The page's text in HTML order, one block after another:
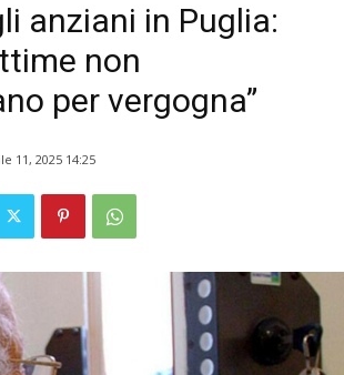
anziani in Puglia:
non
per vergogna”
11, 2025 14:25